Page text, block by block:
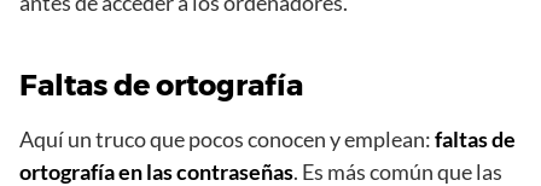
Faltas de ortografía
Aquí un truco que pocos conocen y emplean:faltas de
ortografía en las contraseñas. Es más común que las